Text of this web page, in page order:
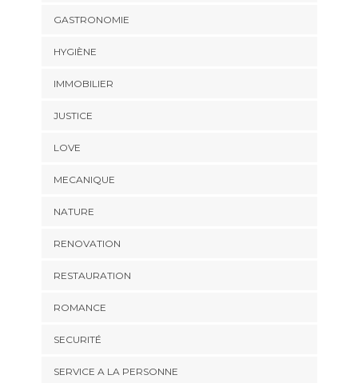
GASTRONOMIE
HYGIÈNE
IMMOBILIER
JUSTICE
LOVE
MECANIQUE
NATURE
RENOVATION
RESTAURATION
ROMANCE
SECURITÉ
SERVICE A LA PERSONNE